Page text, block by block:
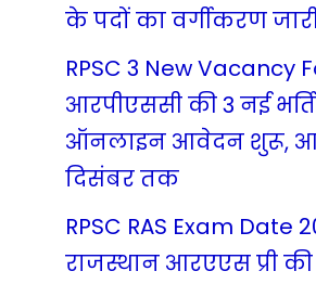
के पदों का वर्गीकरण
RPSC 3 New Vacancy
आरपीएससी की 3 नई
ऑनलाइन आवेदन शुरू,
दिसंबर तक
RPSC RAS Exam Date
राजस्थान आरएएस प्री की